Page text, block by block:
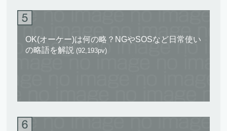
OK(オーケー)は何の略？NGやSOSなど日常使い
の略語を解説 (92,193pv)